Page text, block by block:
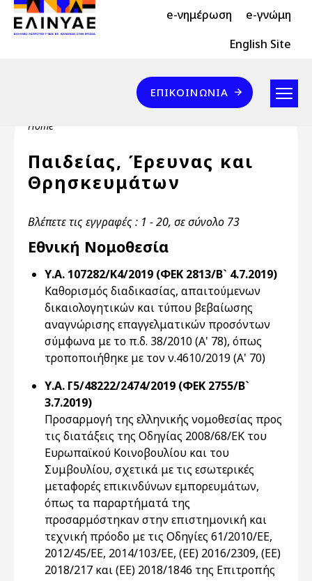
Skip to main content
Header Top 2 e-νημέρωση e-γνώμη
Header Top English Site
Επικοινωνία
ΕΠΙΚΟΙΝΩΝΊΑ
Breadcrumb
Home
Παιδείας, Έρευνας και
Θρησκευμάτων
Βλέπετε τις εγγραφές : 1 - 20, σε σύνολο 73
Εθνική Νομοθεσία
Υ.Α. 107282/Κ4/2019 (ΦΕΚ 2813/Β` 4.7.2019)
Καθορισμός διαδικασίας, απαιτούμενων
δικαιολογητικών και τύπου βεβαίωσης
αναγνώρισης επαγγελματικών προσόντων
σύμφωνα με το π.δ. 38/2010 (Α' 78), όπως
τροποποιήθηκε με τον ν.4610/2019 (Α' 70)
Υ.Α. Γ5/48222/2474/2019 (ΦΕΚ 2755/Β`
3.7.2019)
Προσαρμογή της ελληνικής νομοθεσίας προς
τις διατάξεις της Οδηγίας 2008/68/ΕΚ του
Ευρωπαϊκού Κοινοβουλίου και του
Συμβουλίου, σχετικά με τις εσωτερικές
μεταφορές επικινδύνων εμπορευμάτων,
όπως τα παραρτήματά της
προσαρμόστηκαν στην επιστημονική και
τεχνική πρόοδο με τις Οδηγίες 61/2010/ΕΕ,
2012/45/ΕΕ, 2014/103/ΕΕ, (ΕΕ) 2016/2309, (ΕΕ)
2018/217 και (ΕΕ) 2018/1846 της Επιτροπής